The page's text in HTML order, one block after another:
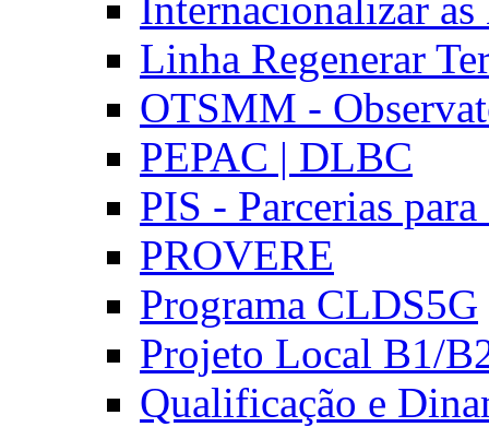
Linha Regenerar
OTSMM -
PEPAC | DLBC
PIS - Parcerias
PROVERE
Programa CLDS5G
Projeto Local B1/
Qualificação e